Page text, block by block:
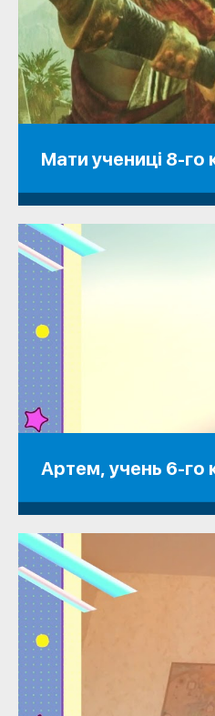
Мати учениці 8-го
Артем, учень 6-го